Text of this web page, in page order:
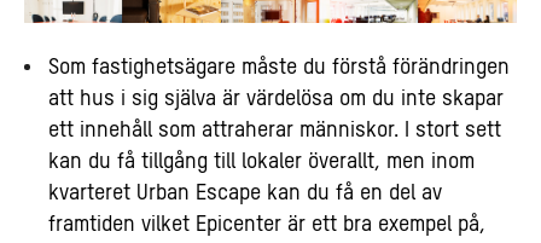
Som fastighetsägare måste du förstå förändringen
att hus i sig själva är värdelösa om du inte skapar
ett innehåll som attraherar människor. I stort sett
kan du få tillgång till lokaler överallt, men inom
kvarteret Urban Escape kan du få en del av
framtiden vilket Epicenter är ett bra exempel på,